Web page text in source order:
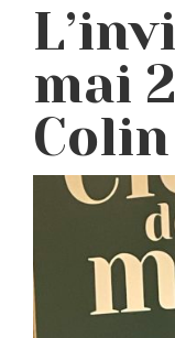
mai